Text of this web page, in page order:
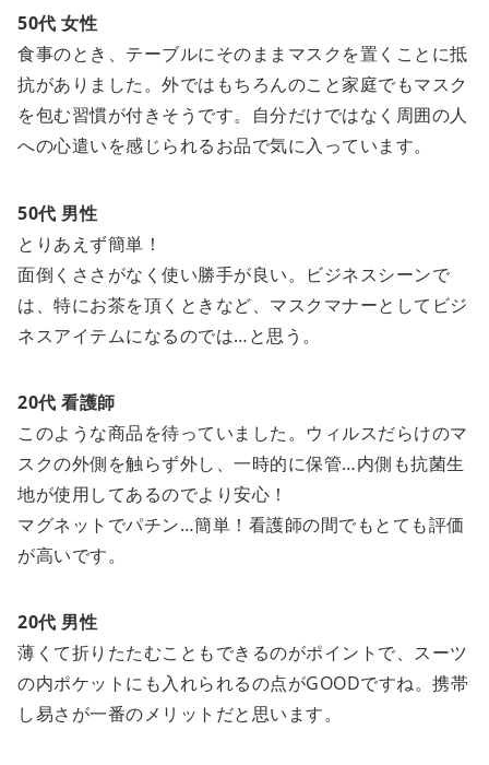
50代 女性
食事のとき、テーブルにそのままマスクを置くことに抵
抗がありました。外ではもちろんのこと家庭でもマスク
を包む習慣が付きそうです。自分だけではなく周囲の人
への心遣いを感じられるお品で気に入っています。
50代 男性
とりあえず簡単！
面倒くささがなく使い勝手が良い。ビジネスシーンで
は、特にお茶を頂くときなど、マスクマナーとしてビジ
ネスアイテムになるのでは…と思う。
20代 看護師
このような商品を待っていました。ウィルスだらけのマ
スクの外側を触らず外し、一時的に保管…内側も抗菌生
地が使用してあるのでより安心！
マグネットでパチン…簡単！看護師の間でもとても評価
が高いです。
20代 男性
薄くて折りたたむこともできるのがポイントで、スーツ
の内ポケットにも入れられるの点がGOODですね。携帯
し易さが一番のメリットだと思います。